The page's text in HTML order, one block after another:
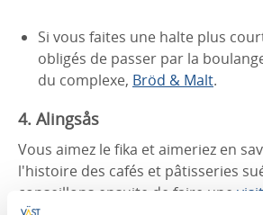
Si vous faites une halte plus
obligés de passer par la
du complexe, Bröd & Malt.
4. Alingsås
Vous aimez le fika et aimeriez en
l'histoire des cafés et pâtisseries
conseillons ensuite de faire une